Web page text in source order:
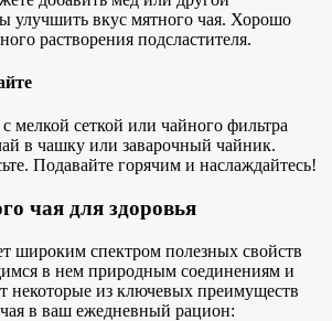
улучшить вкус мятного чая. Хорошо
растворения подсластителя.
мелкой сеткой или чайного фильтра
в чашку или заварочный чайник.
Подавайте горячим и наслаждайтесь!
чая для здоровья
широким спектром полезных свойств
в нем природным соединениям и
некоторые из ключевых преимуществ
в ваш ежедневный рацион: